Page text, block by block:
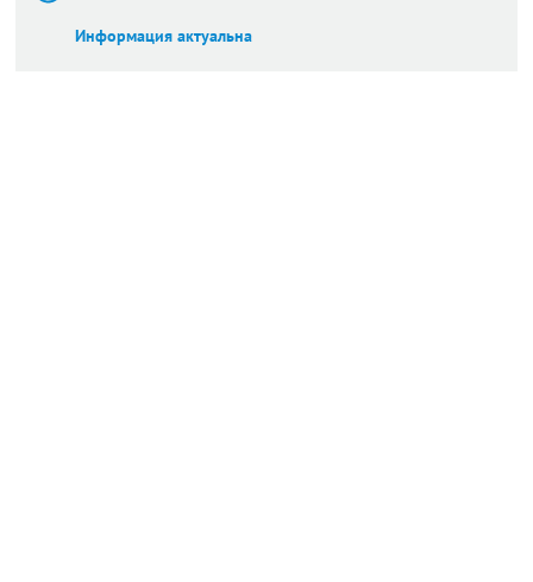
Информация актуальна